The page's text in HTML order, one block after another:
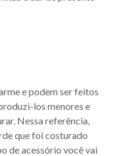
e podem ser feitos
los menores e
Nessa referência,
que foi costurado
de acessório você vai